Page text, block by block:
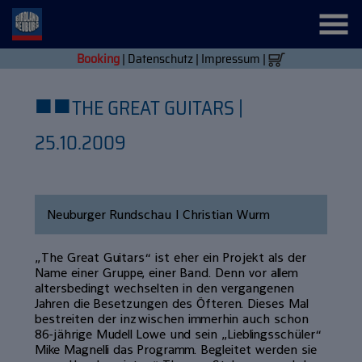
Booking| Datenschutz| Impressum |
■■THE GREAT GUITARS |
25.10.2009
Neuburger Rundschau | Christian Wurm
„The Great Guitars“ ist eher ein Projekt als der
Name einer Gruppe, einer Band. Denn vor allem
altersbedingt wechselten in den vergangenen
Jahren die Besetzungen des Öfteren. Dieses Mal
bestreiten der inzwischen immerhin auch schon
86-jährige Mudell Lowe und sein „Lieblingsschüler“
Mike Magnelli das Programm. Begleitet werden sie